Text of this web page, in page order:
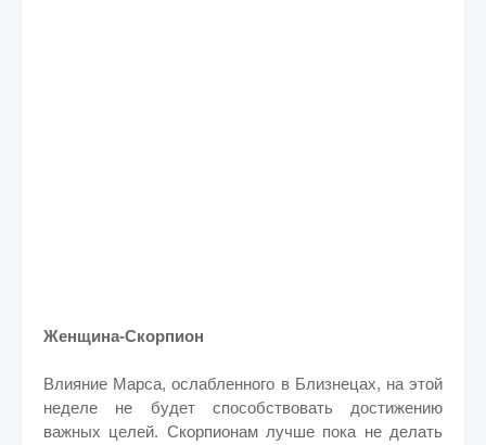
Женщина-Скорпион
Влияние Марса, ослабленного в Близнецах, на этой
неделе не будет способствовать достижению
важных целей. Скорпионам лучше пока не делать